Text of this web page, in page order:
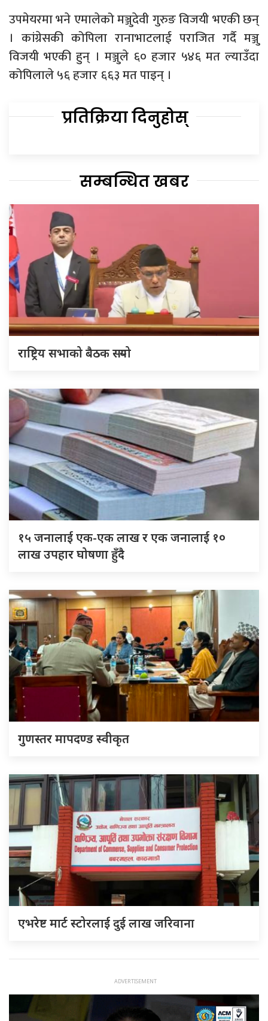
उपमेयरमा भने एमालेको मञ्जुदेवी गुरुङ विजयी भएकी छन्
। कांग्रेसकी कोपिला रानाभाटलाई पराजित गर्दै मञ्जु
विजयी भएकी हुन् । मञ्जुले ६० हजार ५४६ मत ल्याउँदा
कोपिलाले ५६ हजार ६६३ मत पाइन् ।
प्रतिक्रिया दिनुहोस्
सम्बन्धित खबर
राष्ट्रिय सभाको बैठक सर्‍यो
१५ जनालाई एक-एक लाख र एक जनालाई १०
लाख उपहार घोषणा हुँदै
गुणस्तर मापदण्ड स्वीकृत
एभरेष्ट मार्ट स्टोरलाई दुई लाख जरिवाना